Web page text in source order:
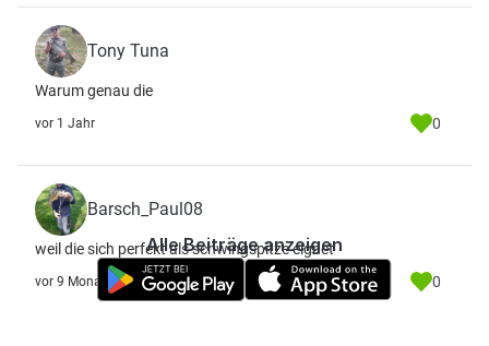
Tony Tuna
Warum genau die
vor 1 Jahr 0
Barsch_Paul08
weil die sich perfekt als schwingspitze eignet
vor 9 Monate 0
Alle Beiträge anzeigen